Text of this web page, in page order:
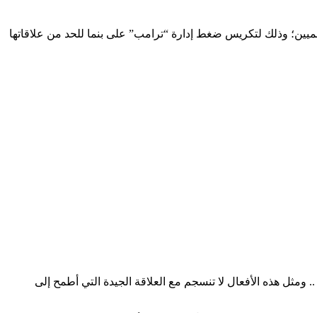
وذلك لتكريس ضغط إدارة “ترامب” على بنما للحد من علاقاتها
هذه الأفعال لا تنسجم مع العلاقة الجيدة التي أطمح إلى